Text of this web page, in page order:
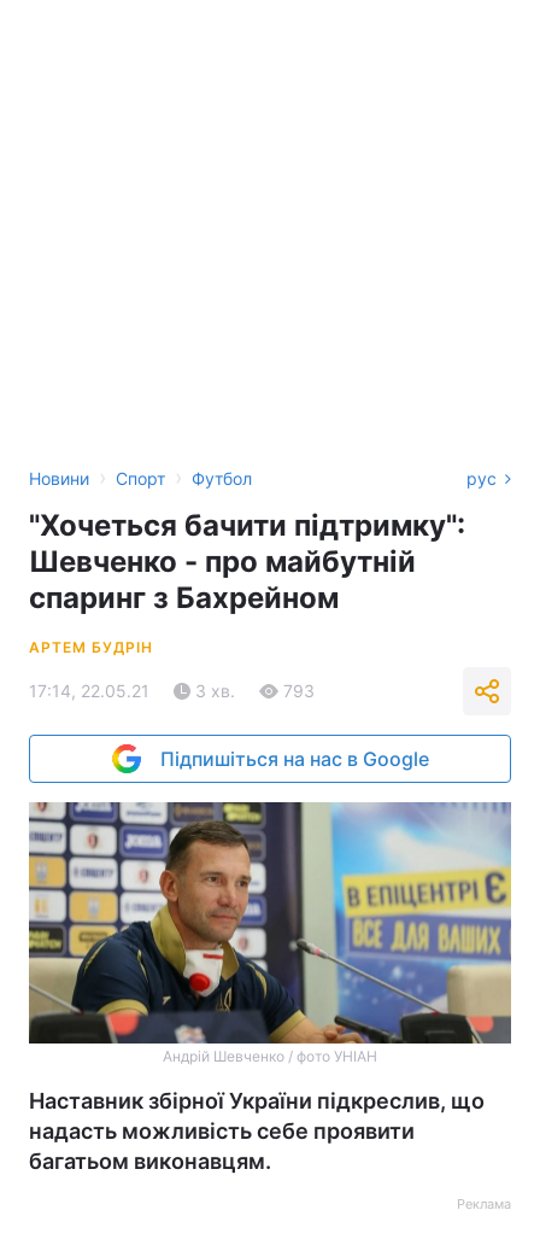
Новини › Спорт › Футбол рус
"Хочеться бачити підтримку":
Шевченко - про майбутній
спаринг з Бахрейном
АРТЕМ БУДРІН
17:14, 22.05.21 3 хв. 793
Підпишіться на нас в Google
Андрій Шевченко / фото УНІАН
Наставник збірної України підкреслив, що
надасть можливість себе проявити
багатьом виконавцям.
Реклама